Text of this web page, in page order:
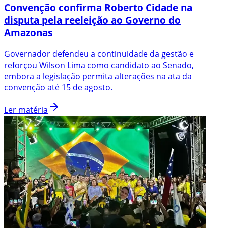
Convenção confirma Roberto Cidade na
disputa pela reeleição ao Governo do
Amazonas
Governador defendeu a continuidade da gestão e
reforçou Wilson Lima como candidato ao Senado,
embora a legislação permita alterações na ata da
convenção até 15 de agosto.
Ler matéria